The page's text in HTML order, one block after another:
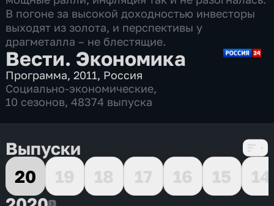
В погоне за высокой доходностью инвесторы
выходят из золота, и перспективы у
драгметалла – не блестящие.
Вести. Экономика
Программа,2011, Россия
Социально-экономические,
10 сезонов, 48374 выпуска
Выпуски
20
19 18 17 16 15
14